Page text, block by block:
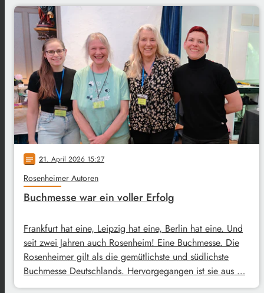
notes 21. April 2026 15:27
Rosenheimer Autoren
Buchmesse war ein voller Erfolg
Frankfurt hat eine, Leipzig hat eine, Berlin hat eine. Und
seit zwei Jahren auch Rosenheim! Eine Buchmesse. Die
Rosenheimer gilt als die gemütlichste und südlichste
Buchmesse Deutschlands. Hervorgegangen ist sie aus …